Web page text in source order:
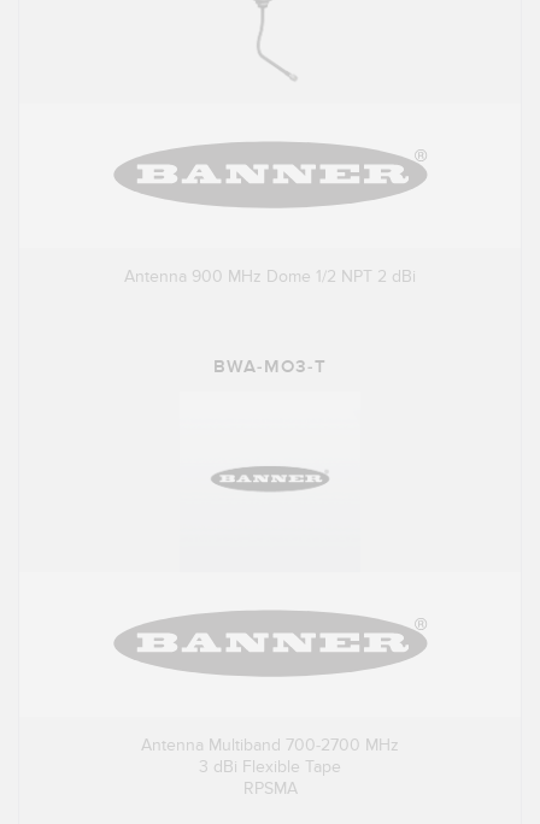
Antenna 900 MHz Dome 1/2 NPT 2 dBi
BWA-MO3-T
Antenna Multiband 700-2700 MHz
3 dBi Flexible Tape
RPSMA